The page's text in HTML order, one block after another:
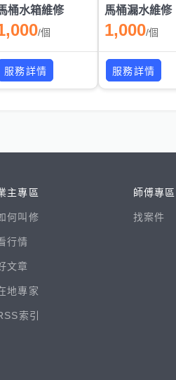
桶水箱維修
/個
服務詳情
馬桶漏水維修
1,000/個
服務詳情
主專區
何叫修
行情
文章
地專家
索引
師傅專區
找案件